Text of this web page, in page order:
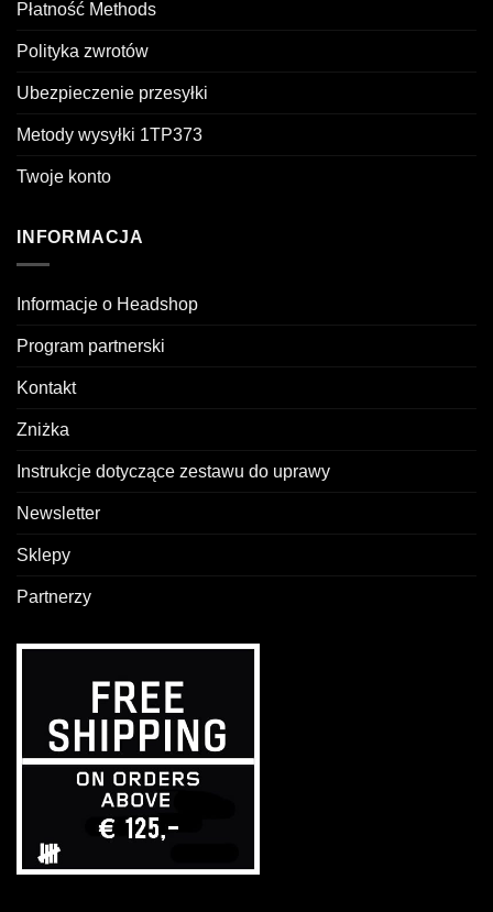
Płatność Methods
Polityka zwrotów
Ubezpieczenie przesyłki
Metody wysyłki 1TP373
Twoje konto
INFORMACJA
Informacje o Headshop
Program partnerski
Kontakt
Zniżka
Instrukcje dotyczące zestawu do uprawy
Newsletter
Sklepy
Partnerzy